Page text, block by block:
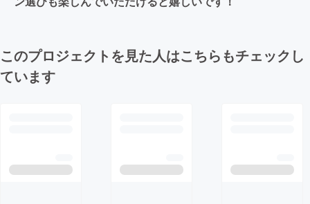
このプロジェクトを見た人はこちらもチェックし
ています